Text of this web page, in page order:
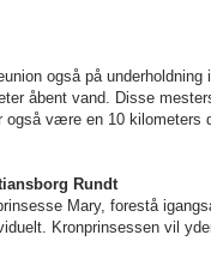
også på underholdning
åbent vand. Disse
også være en 10 kilometers
Rundt
Mary, forestå
Kronprinsessen vil